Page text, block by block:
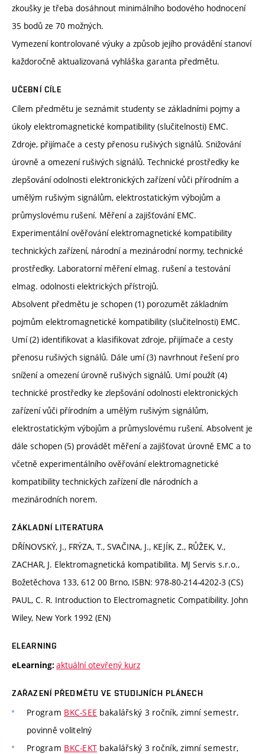
zkoušky je třeba dosáhnout minimálního bodového hodnocení
35 bodů ze 70 možných.
Vymezení kontrolované výuky a způsob jejího provádění stanoví
každoročně aktualizovaná vyhláška garanta předmětu.
UČEBNÍ CÍLE
Cílem předmětu je seznámit studenty se základními pojmy a
úkoly elektromagnetické kompatibility (slučitelnosti) EMC.
Zdroje, přijímače a cesty přenosu rušivých signálů. Snižování
úrovně a omezení rušivých signálů. Technické prostředky ke
zlepšování odolnosti elektronických zařízení vůči přírodním a
umělým rušivým signálům, elektrostatickým výbojům a
průmyslovému rušení. Měření a zajišťování EMC.
Experimentální ověřování elektromagnetické kompatibility
technických zařízení, národní a mezinárodní normy, technické
prostředky. Laboratorní měření elmag. rušení a testování
elmag. odolnosti elektrických přístrojů.
Absolvent předmětu je schopen (1) porozumět základním
pojmům elektromagnetické kompatibility (slučitelnosti) EMC.
Umí (2) identifikovat a klasifikovat zdroje, přijímače a cesty
přenosu rušivých signálů. Dále umí (3) navrhnout řešení pro
snížení a omezení úrovně rušivých signálů. Umí použít (4)
technické prostředky ke zlepšování odolnosti elektronických
zařízení vůči přírodním a umělým rušivým signálům,
elektrostatickým výbojům a průmyslovému rušení. Absolvent je
dále schopen (5) provádět měření a zajišťovat úrovně EMC a to
včetně experimentálního ověřování elektromagnetické
kompatibility technických zařízení dle národních a
mezinárodních norem.
ZÁKLADNÍ LITERATURA
DŘÍNOVSKÝ, J., FRÝZA, T., SVAČINA, J., KEJÍK, Z., RŮŽEK, V.,
ZACHAR, J. Elektromagnetická kompatibilita. MJ Servis s.r.o.,
Božetěchova 133, 612 00 Brno, ISBN: 978-80-214-4202-3 (CS)
PAUL, C. R. Introduction to Electromagnetic Compatibility. John
Wiley, New York 1992 (EN)
ELEARNING
eLearning: aktuální otevřený kurz
ZAŘAZENÍ PŘEDMĚTU VE STUDIJNÍCH PLÁNECH
Program BKC-SEE bakalářský 3 ročník, zimní semestr,
povinně volitelný
Program BKC-EKT bakalářský 3 ročník, zimní semestr,